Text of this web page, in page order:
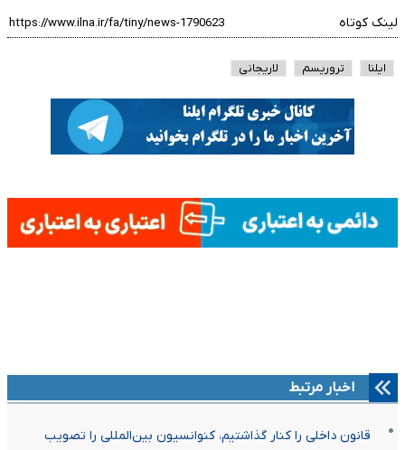
لینک کوتاه
ایلنا تروریسم لاریجانی
اخبار مرتبط
قانون داخلی را کنار گذاشتیم، کنوانسیون بین‌المللی را تصویب